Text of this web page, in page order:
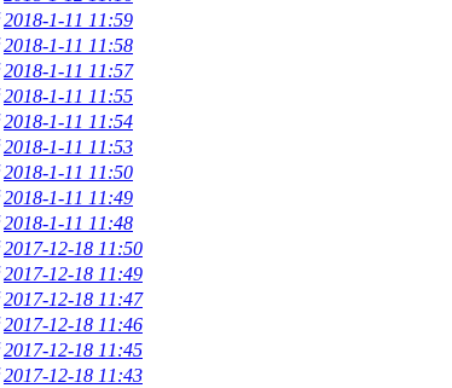
2018-1-11 11:59
2018-1-11 11:58
2018-1-11 11:57
2018-1-11 11:55
2018-1-11 11:54
2018-1-11 11:53
2018-1-11 11:50
2018-1-11 11:49
2018-1-11 11:48
2017-12-18 11:50
2017-12-18 11:49
2017-12-18 11:47
2017-12-18 11:46
2017-12-18 11:45
2017-12-18 11:43